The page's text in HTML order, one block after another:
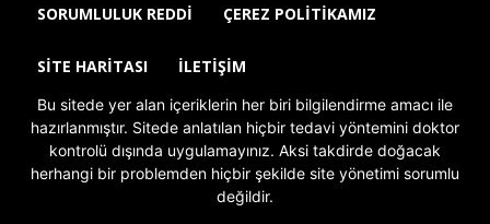
SORUMLULUK REDDI ÇEREZ POLITIKAMIZ
SITE HARITASI İLETIŞIM
Bu sitede yer alan içeriklerin her biri bilgilendirme amacı ile
hazırlanmıştır. Sitede anlatılan hiçbir tedavi yöntemini doktor
kontrolü dışında uygulamayınız. Aksi takdirde doğacak
herhangi bir problemden hiçbir şekilde site yönetimi sorumlu
değildir.